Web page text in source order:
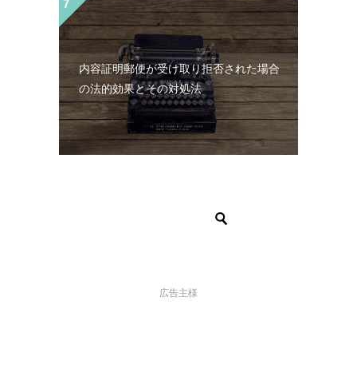
内容証明郵便が受け取り拒否された場合
の法的効果とその対処法
広告主様